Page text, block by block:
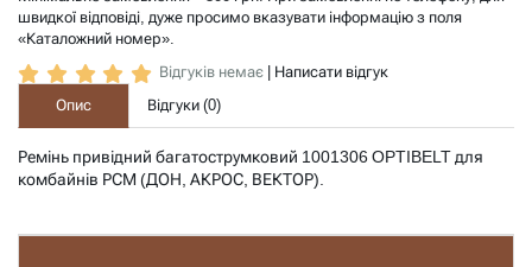
швидкої відповіді, дуже просимо вказувати інформацію з поля
«Каталожний номер».
Відгуків немає
Написати відгук
Опис
Відгуки (0)
Ремінь привідний багатострумковий 1001306 OPTIBELT для
комбайнів РСМ (ДОН, АКРОС, ВЕКТОР).